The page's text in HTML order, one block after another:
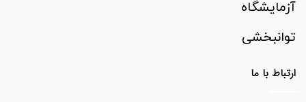
آزمایشگاه
توانبخشی‌
ارتباط با ما